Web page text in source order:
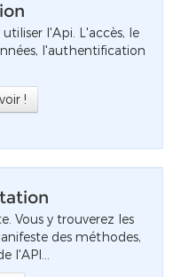
l'Api. L'accès, le
l'authentification
!
Vous y trouverez les
des méthodes,
l'API...